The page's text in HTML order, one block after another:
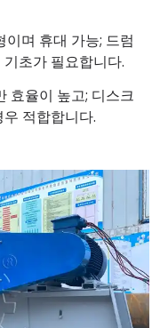
며 휴대 가능; 드럼
초가 필요합니다.
효율이 높고; 디스크
적합합니다.